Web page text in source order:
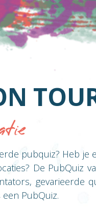
pubquiz? Heb je
De PubQuiz
gevarieerde
PubQuiz.